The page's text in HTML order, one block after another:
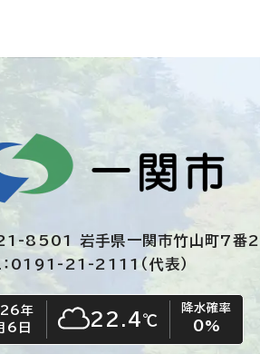
8501 岩手県一関市竹山町7番2
0191-21-2111（代表）
の日付
年
6日
今日の天気
くもり
22.4℃
降水確率
0%